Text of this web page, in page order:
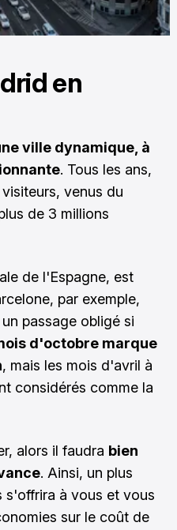
en
ville dynamique, à
. Tous les ans,
venus du
de 3 millions
de l'Espagne, est
par exemple,
passage obligé si
d'octobre marque
, mais les mois d'avril à
considérés comme la
alors il faudra bien
. Ainsi, un plus
s'offrira à vous et vous
sur le coût de